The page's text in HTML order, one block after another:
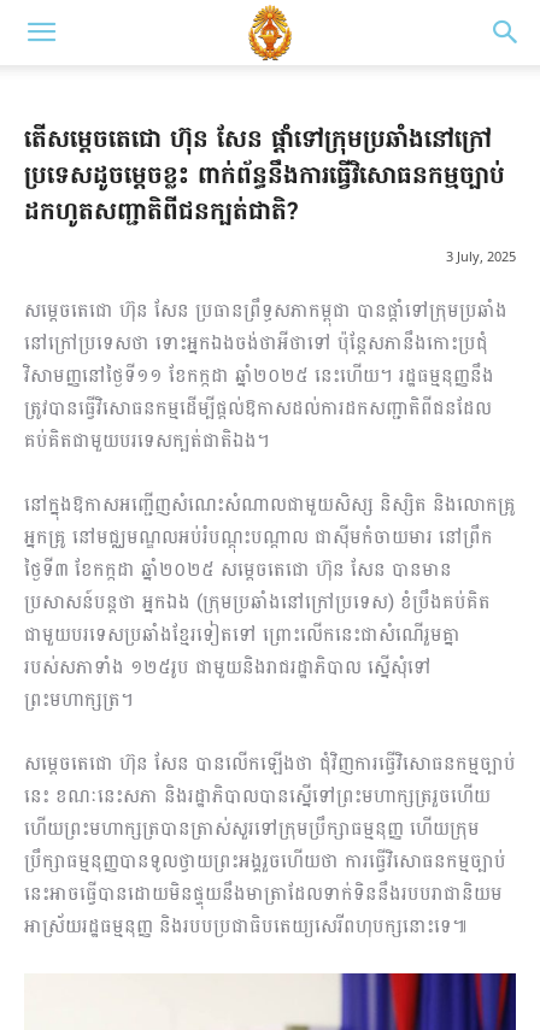
តើសម្ដេចតេជោ ហ៊ុន សែន ផ្ដាំទៅក្រុមប្រឆាំងនៅក្រៅ
ប្រទេសដូចម្ដេចខ្លះ ពាក់ព័ន្ធនឹងការធ្វើវិសោធនកម្មច្បាប់
ដកហូតសញ្ជាតិពីជនក្បត់ជាតិ?
3 July, 2025
សម្ដេចតេជោ ហ៊ុន សែន ប្រធានព្រឹទ្ធសភាកម្ពុជា បានផ្ដាំទៅក្រុមប្រឆាំង
នៅក្រៅប្រទេសថា ទោះអ្នកឯងចង់ថាអីថាទៅ ប៉ុន្ដែសភានឹងកោះប្រជុំ
វិសាមញ្ញនៅថ្ងៃទី១១ ខែកក្កដា ឆ្នាំ២០២៥ នេះហើយ។ រដ្ឋធម្មនុញ្ញនឹង
ត្រូវបានធ្វើវិសោធនកម្មដើម្បីផ្ដល់ឱកាសដល់ការដកសញ្ជាតិពីជនដែល
គប់គិតជាមួយបរទេសក្បត់ជាតិឯង។
នៅក្នុងឱកាសអញ្ជើញសំណេះសំណាលជាមួយសិស្ស និស្សិត និងលោកគ្រូ
អ្នកគ្រូ នៅមជ្ឈមណ្ឌលអប់រំបណ្តុះបណ្តាល ជាស៊ីមកំចាយមារ នៅព្រឹក
ថ្ងៃទី៣ ខែកក្កដា ឆ្នាំ២០២៥ សម្ដេចតេជោ ហ៊ុន សែន បានមាន
ប្រសាសន៍បន្ដថា អ្នកឯង (ក្រុមប្រឆាំងនៅក្រៅប្រទេស) ខំប្រឹងគប់គិត
ជាមួយបរទេសប្រឆាំងខ្មែរទៀតទៅ ព្រោះលើកនេះជាសំណើរួមគ្នា
របស់សភាទាំង ១២៥រូប ជាមួយនិងរាជរដ្ឋាភិបាល ស្នើសុំទៅ
ព្រះមហាក្សត្រ។
សម្ដេចតេជោ ហ៊ុន សែន បានលើកឡើងថា ជុំវិញការធ្វើវិសោធនកម្មច្បាប់
នេះ ខណៈនេះសភា និងរដ្ឋាភិបាលបានស្នើទៅព្រះមហាក្សត្ររួចហើយ
ហើយព្រះមហាក្សត្របានត្រាស់សួរទៅក្រុមប្រឹក្សាធម្មនុញ្ញ ហើយក្រុម
ប្រឹក្សាធម្មនុញ្ញបានទូលថ្វាយព្រះអង្គរួចហើយថា ការធ្វើវិសោធនកម្មច្បាប់
នេះអាចធ្វើបានដោយមិនផ្ទុយនឹងមាត្រាដែលទាក់ទិននឹងរបបរាជានិយម
អាស្រ័យរដ្ឋធម្មនុញ្ញ និងរបបប្រជាធិបតេយ្យសេរីពហុបក្សនោះទេ៕